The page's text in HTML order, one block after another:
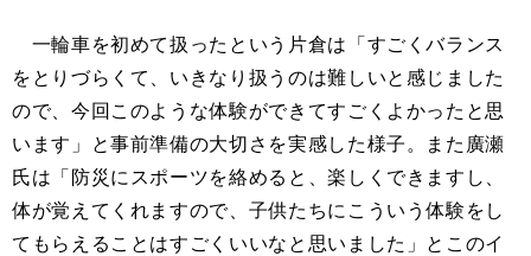
一輪車を初めて扱ったという片倉は「すごくバランス
をとりづらくて、いきなり扱うのは難しいと感じました
ので、今回このような体験ができてすごくよかったと思
います」と事前準備の大切さを実感した様子。また廣瀬
氏は「防災にスポーツを絡めると、楽しくできますし、
体が覚えてくれますので、子供たちにこういう体験をし
てもらえることはすごくいいなと思いました」とこのイ